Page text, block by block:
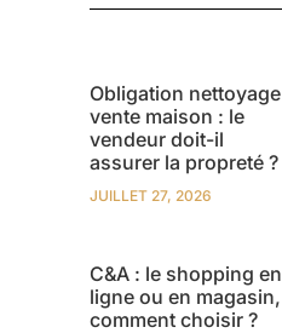
Obligation nettoyage
vente maison : le
vendeur doit-il
assurer la propreté ?
JUILLET 27, 2026
C&A : le shopping en
ligne ou en magasin,
comment choisir ?